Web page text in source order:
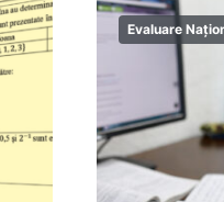
Evaluare